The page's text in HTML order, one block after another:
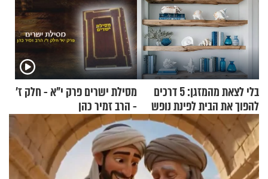
בלי לצאת מהמזגן: 5 דרכים
להפוך את הבית לפינת נופש
מעוצבת
מסילת ישרים פרק י"א - חלק ז’
- הרב זמיר כהן